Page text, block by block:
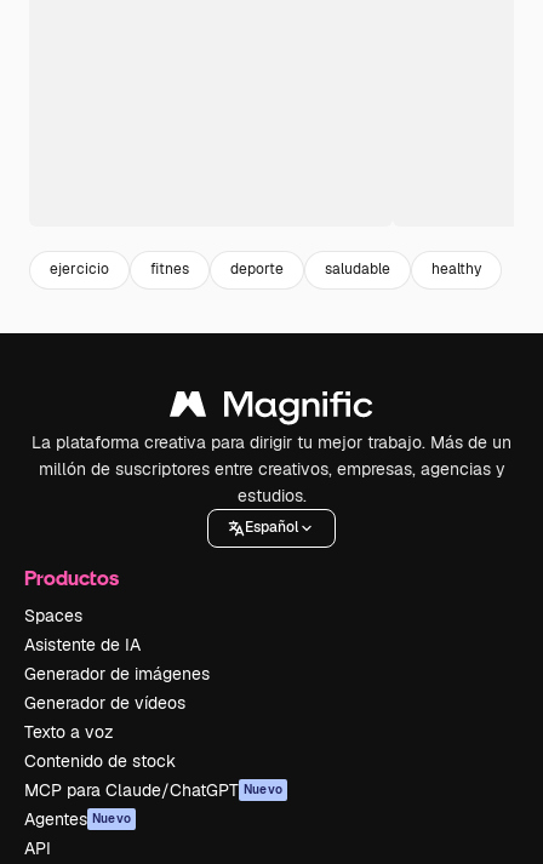
ejercicio fitnes deporte saludable healthy
La plataforma creativa para dirigir tu mejor trabajo. Más de un
millón de suscriptores entre creativos, empresas, agencias y
estudios.
Español
Productos
Spaces
Asistente de IA
Generador de imágenes
Generador de vídeos
Texto a voz
Contenido de stock
MCP para Claude/ChatGPT Nuevo
Agentes Nuevo
API